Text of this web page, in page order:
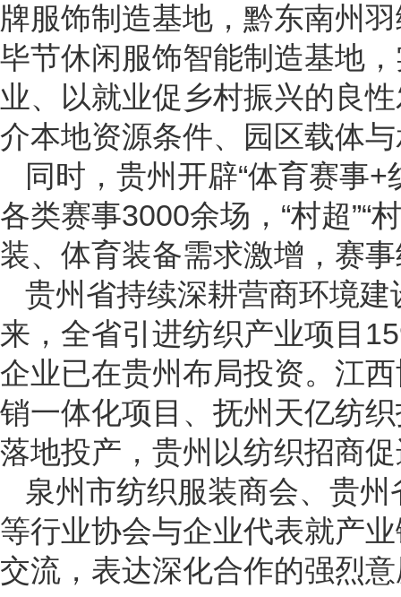
牌服饰制造基地，黔东南州
毕节休闲服饰智能制造基地
业、以就业促乡村振兴的良
介本地资源条件、园区载体
同时，贵州开辟“体育赛事
各类赛事3000余场，“村超”“
装、体育装备需求激增，赛
贵州省持续深耕营商环境
来，全省引进纺织产业项目
企业已在贵州布局投资。江
销一体化项目、抚州天亿纺
落地投产，贵州以纺织招商
泉州市纺织服装商会、贵
等行业协会与企业代表就产
交流，表达深化合作的强烈